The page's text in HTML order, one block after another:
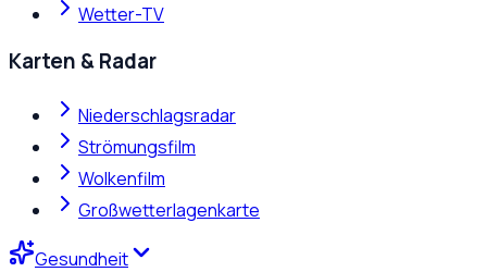
Wetter-TV
Karten & Radar
Niederschlagsradar
Strömungsfilm
Wolkenfilm
Großwetterlagenkarte
Gesundheit